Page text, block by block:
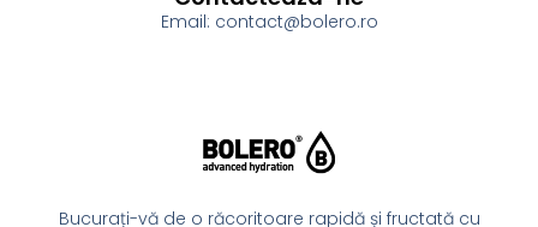
Bucurați-vă de o răcoritoare rapidă și fructată cu
Email: contact@bolero.ro